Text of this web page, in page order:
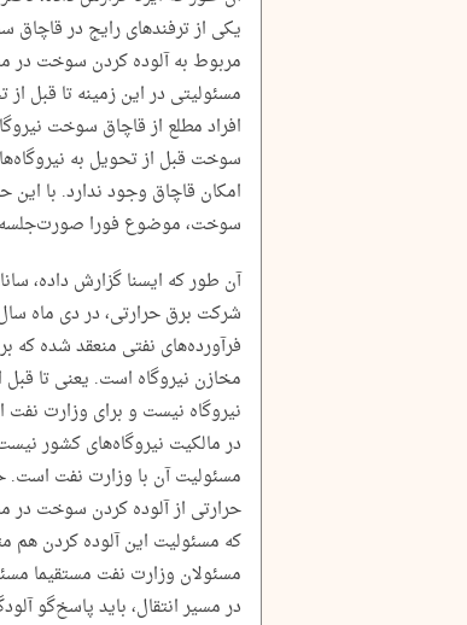
یکی از ترفندهای رایج در
مربوط به آلوده کردن سوخت در
مسئولیتی در این زمینه تا قبل
افراد مطلع از قاچاق سوخت
سوخت قبل از تحویل به
امکان قاچاق وجود ندارد. با
سوخت، موضوع فورا
آن طور که ایسنا گزارش داده،
شرکت برق حرارتی، در دی ماه
فرآورده‌های نفتی منعقد شده
مخازن نیروگاه است. یعنی تا
نیروگاه نیست و برای وزارت
در مالکیت نیروگاه‌های کشور
مسئولیت آن با وزارت نفت است.
حرارتی از آلوده کردن سوخت در
که مسئولیت این آلوده کردن هم
مسئولان وزارت نفت مستقیما
در مسیر انتقال، باید پاسخ‌گو